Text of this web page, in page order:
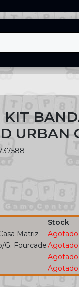
KIT
URBAN
Stock
Matriz
Agotado
G. FourcadeAgotado
Agotado
Agotado